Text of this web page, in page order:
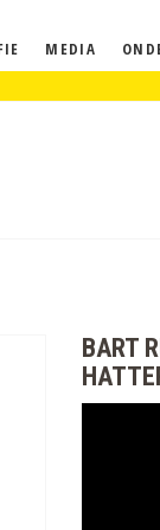
MEDIA
BART